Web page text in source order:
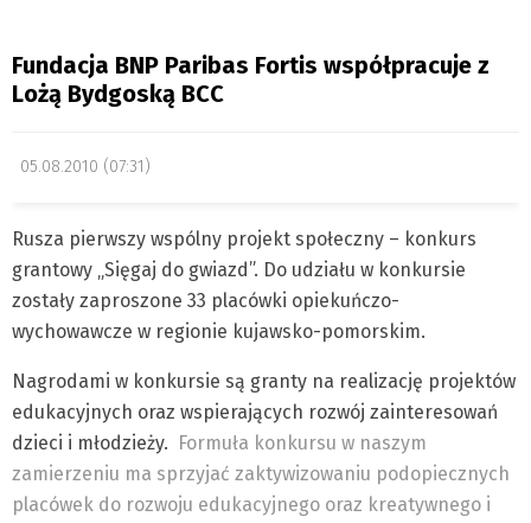
Fundacja BNP Paribas Fortis współpracuje z
Lożą Bydgoską BCC
05.08.2010 (07:31)
Rusza pierwszy wspólny projekt społeczny – konkurs
grantowy „Sięgaj do gwiazd”. Do udziału w konkursie
zostały zaproszone 33 placówki opiekuńczo-
wychowawcze w regionie kujawsko-pomorskim.
Nagrodami w konkursie są granty na realizację projektów
edukacyjnych oraz wspierających rozwój zainteresowań
dzieci i młodzieży. Formuła konkursu w naszym
zamierzeniu ma sprzyjać zaktywizowaniu podopiecznych
placówek do rozwoju edukacyjnego oraz kreatywnego i